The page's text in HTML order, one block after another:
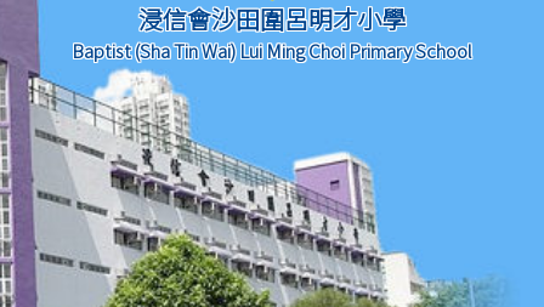
浸信會沙田圍呂明才小學
Baptist (Sha Tin Wai) Lui Ming Choi Primary School